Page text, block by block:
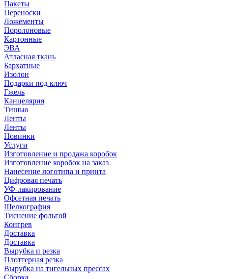
Пакеты
Переноски
Ложементы
Поролоновые
Картонные
ЭВА
Атласная ткань
Бархатные
Изолон
Подарки под ключ
Гжель
Канцелярия
Тишью
Ленты
Ленты
Новинки
Услуги
Изготовление и продажа коробок
Изготовление коробок на заказ
Нанесение логотипа и принта
Цифровая печать
УФ-лакирование
Офсетная печать
Шелкография
Тиснение фольгой
Конгрев
Доставка
Доставка
Вырубка и резка
Плоттерная резка
Вырубка на тигельных прессах
Сборка